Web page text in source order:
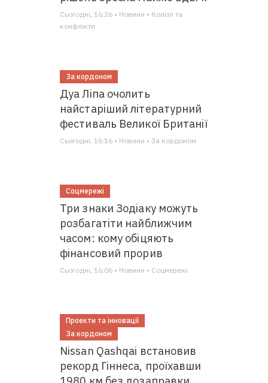
Сьогодні, 16:26 • Новини • Колізії та
конфлікти
За кордоном
Дуа Ліпа очолить
найстаріший літературний
фестиваль Великої Британії
Сьогодні, 16:16 • Новини • За кордоном
Соцмережі
Три знаки Зодіаку можуть
розбагатіти найближчим
часом: кому обіцяють
фінансовий прорив
Сьогодні, 16:06 • Новини • Соцмережі
Проекти та інновації
За кордоном
Nissan Qashqai встановив
рекорд Гіннеса, проїхавши